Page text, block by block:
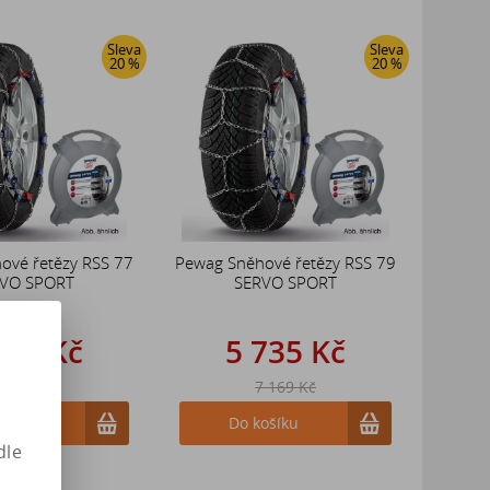
Sleva
20 %
řetězy RSS 77
SPORT
Kč
Sleva
20 %
Pewag Sněhové řetězy RSS 79
SERVO SPORT
5 735 Kč
7 169 Kč
Do košíku